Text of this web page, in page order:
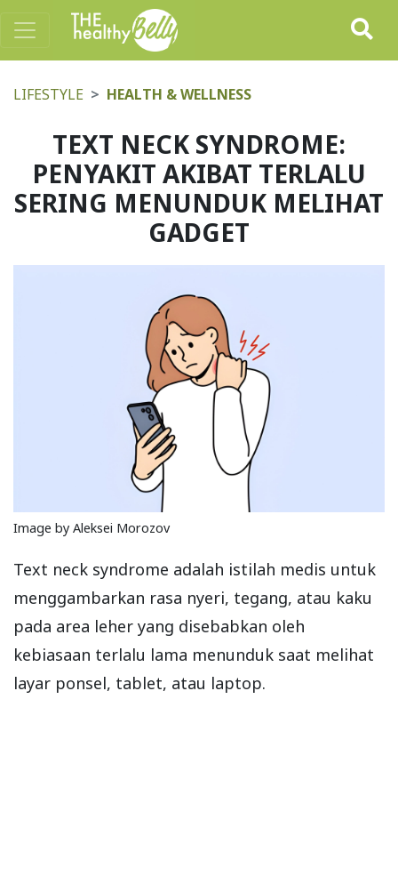
LIFESTYLE HEALTH & WELLNESS
TEXT NECK SYNDROME:
PENYAKIT AKIBAT TERLALU
SERING MENUNDUK MELIHAT
GADGET
Image by Aleksei Morozov
Text neck syndrome adalah istilah medis untuk
menggambarkan rasa nyeri, tegang, atau kaku
pada area leher yang disebabkan oleh
kebiasaan terlalu lama menunduk saat melihat
layar ponsel, tablet, atau laptop.